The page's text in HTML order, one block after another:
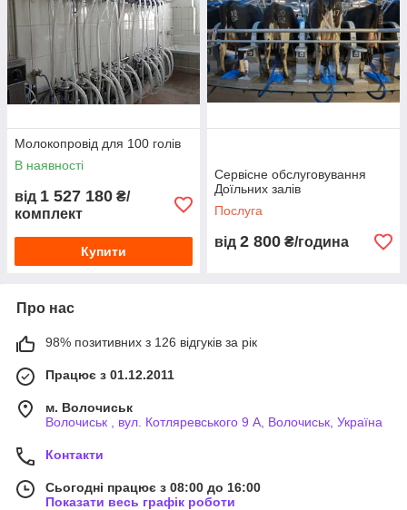
Молокопровід для 100 голів
В наявності
від 1 527 180 ₴/
комплект
Купити
Сервісне обслуговування
Доїльних залів
Послуга
від 2 800 ₴/година
Про нас
98% позитивних з 126 відгуків за рік
Працює з 01.12.2011
м. Волочиськ
Волочиськ , вул. Котляревського 9 А, Волочиськ, Україна
Контакти
Сьогодні працює з 08:00 до 16:00
Показати весь графік роботи